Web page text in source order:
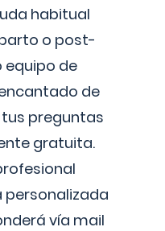
habitual
o post-
equipo de
de
tus preguntas
gratuita.
vía mail